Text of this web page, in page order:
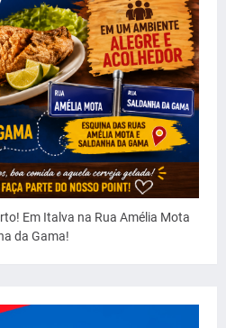
Em Italva na Rua Amélia Mota
da Gama!